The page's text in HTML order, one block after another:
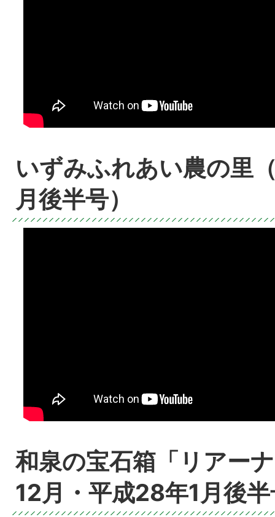
いずみふれあい農の里
月後半号）
和泉の宝石箱「リアー
12月・平成28年1月後